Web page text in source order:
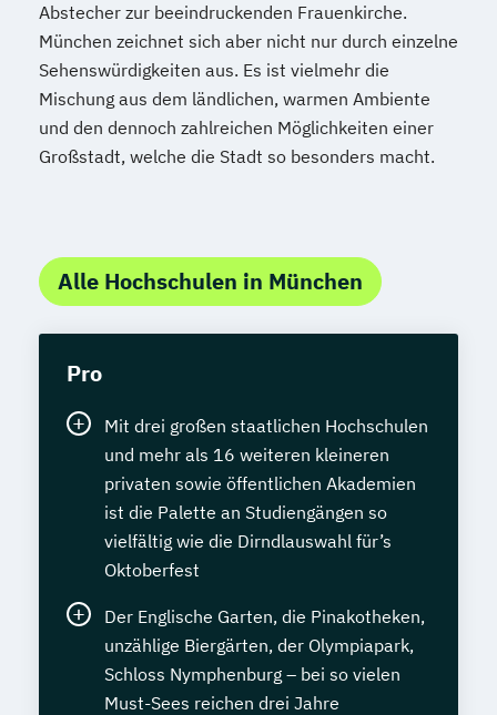
Abstecher zur beeindruckenden Frauenkirche.
München zeichnet sich aber nicht nur durch einzelne
Sehenswürdigkeiten aus. Es ist vielmehr die
Mischung aus dem ländlichen, warmen Ambiente
und den dennoch zahlreichen Möglichkeiten einer
Großstadt, welche die Stadt so besonders macht.
Alle Hochschulen in München
Pro
Mit drei großen staatlichen Hochschulen
und mehr als 16 weiteren kleineren
privaten sowie öffentlichen Akademien
ist die Palette an Studiengängen so
vielfältig wie die Dirndlauswahl für’s
Oktoberfest
Der Englische Garten, die Pinakotheken,
unzählige Biergärten, der Olympiapark,
Schloss Nymphenburg – bei so vielen
Must-Sees reichen drei Jahre